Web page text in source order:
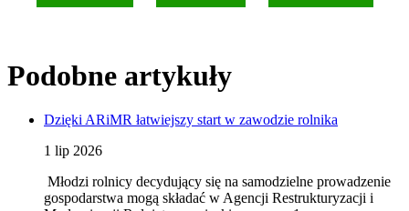
Podobne artykuły
Dzięki ARiMR łatwiejszy start w zawodzie rolnika
1 lip 2026
Młodzi rolnicy decydujący się na samodzielne prowadzenie
gospodarstwa mogą składać w Agencji Restrukturyzacji i